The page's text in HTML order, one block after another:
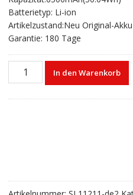
Batterietyp: Li-ion
Artikelzustand:Neu Original-Akku
Garantie: 180 Tage
Laptop
Menge
In den Warenkorb